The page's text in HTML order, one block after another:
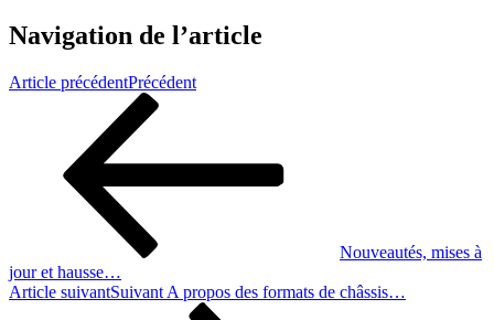
Navigation de l’article
Article précédentPrécédent
Nouveautés, mises à
jour et hausse…
Article suivantSuivant A propos des formats de châssis…